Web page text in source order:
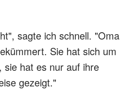
sagte ich schnell. "Oma
Sie hat sich um
sie hat es nur auf ihre
gezeigt."